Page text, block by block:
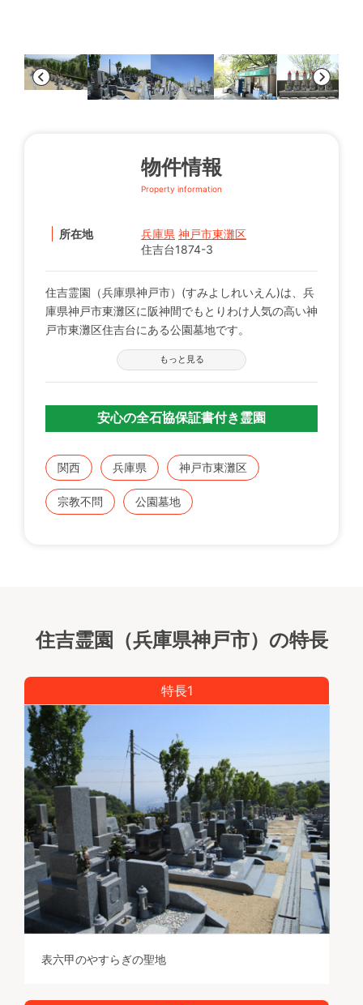
物件情報
Property information
所在地 兵庫県 神戸市東灘区
住吉台1874-3
住吉霊園（兵庫県神戸市）(すみよしれいえん)は、兵
庫県神戸市東灘区に阪神間でもとりわけ人気の高い神
戸市東灘区住吉台にある公園墓地です。
霊園までのアクセスは、ＪＲ・阪神・阪急と何れの路
線からも市バスで約１０分です。
すぐにお墓参りが出来るアクセスの良さも住吉霊園の
特徴の一つです。
もっと見る
安心の全石協保証書付き霊園
関西 兵庫県 神戸市東灘区
宗教不問 公園墓地
住吉霊園（兵庫県神戸市）の特長
特長1
表六甲のやすらぎの聖地